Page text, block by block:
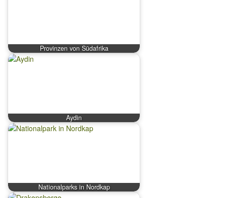
Provinzen von Südafrika
Aydin
Nationalparks in Nordkap